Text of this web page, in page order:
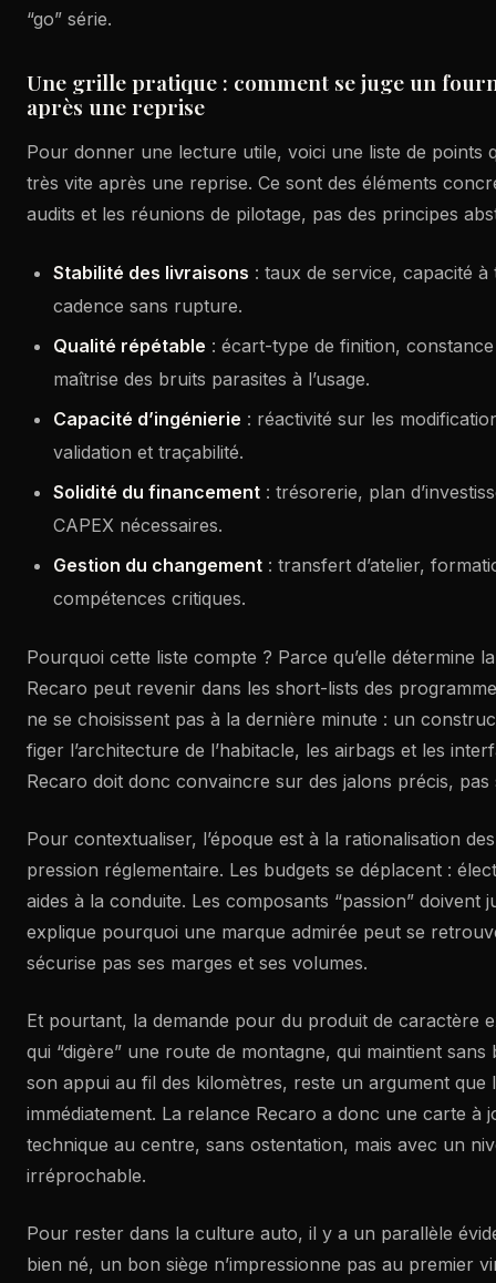
“go” série.
Une grille pratique : comment se juge un
après une reprise
Pour donner une lecture utile, voici une liste de points
très vite après une reprise. Ce sont des éléments
audits et les réunions de pilotage, pas des principes
Stabilité des livraisons : taux de service, capacité
cadence sans rupture.
Qualité répétable : écart-type de finition,
maîtrise des bruits parasites à l’usage.
Capacité d’ingénierie : réactivité sur les
validation et traçabilité.
Solidité du financement : trésorerie, plan
CAPEX nécessaires.
Gestion du changement : transfert d’atelier,
compétences critiques.
Pourquoi cette liste compte ? Parce qu’elle détermine
Recaro peut revenir dans les short-lists des
ne se choisissent pas à la dernière minute : un
figer l’architecture de l’habitacle, les airbags et les
Recaro doit donc convaincre sur des jalons précis,
Pour contextualiser, l’époque est à la rationalisation
pression réglementaire. Les budgets se déplacent :
aides à la conduite. Les composants “passion” doivent
explique pourquoi une marque admirée peut se
sécurise pas ses marges et ses volumes.
Et pourtant, la demande pour du produit de caractère
qui “digère” une route de montagne, qui maintient
son appui au fil des kilomètres, reste un argument que
immédiatement. La relance Recaro a donc une carte à
technique au centre, sans ostentation, mais avec un
irréprochable.
Pour rester dans la culture auto, il y a un parallèle
bien né, un bon siège n’impressionne pas au premier